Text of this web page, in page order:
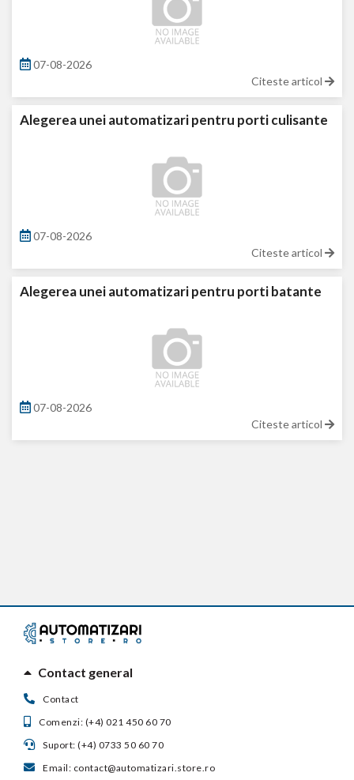
07-08-2026
Citeste articol
Alegerea unei automatizari pentru porti culisante
07-08-2026
Citeste articol
Alegerea unei automatizari pentru porti batante
07-08-2026
Citeste articol
Contact general
Contact
Comenzi: (+4) 021 450 60 70
Suport: (+4) 0733 50 60 70
Email: contact@automatizari.store.ro